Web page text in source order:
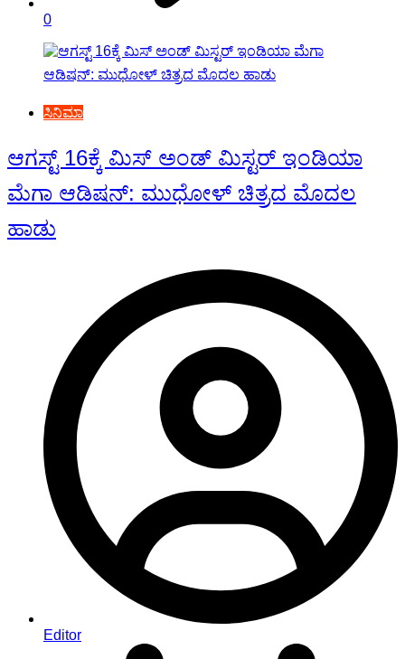
0
ಸಿನಿಮಾ
ಆಗಸ್ಟ್ 16ಕ್ಕೆ ಮಿಸ್ ಅಂಡ್ ಮಿಸ್ಟರ್ ಇಂಡಿಯಾ
ಮೆಗಾ ಆಡಿಷನ್: ಮುಧೋಳ್ ಚಿತ್ರದ ಮೊದಲ
ಹಾಡು
Editor